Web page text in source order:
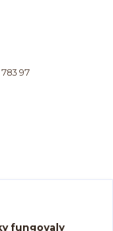
783 97
fungovaly